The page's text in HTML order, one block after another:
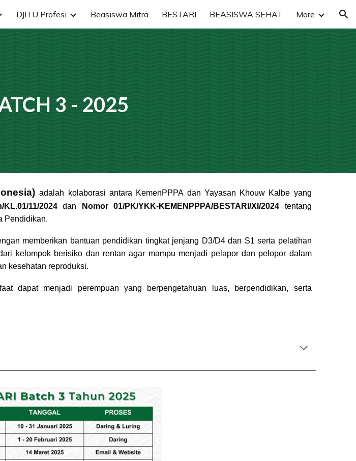
Skip to navigation
DJITU Profesi Beasiswa Mitra BESTARI BEASISWA SEHAT More
3 - 2025
adalah kolaborasi antara KemenPPPA dan Yayasan Khouw Kalbe yang
11/2024dan Nomor 01/PK/YKK-KEMENPPPA/BESTARI/XI/2024 tentang
Pendidikan.
memberikan bantuan pendidikan tingkat jenjang D3/D4 dan S1 serta pelatihan
kelompok berisiko dan rentan agar mampu menjadi pelapor dan pelopor dalam
kesehatan reproduksi.
dapat menjadi perempuan yang berpengetahuan luas, berpendidikan, serta